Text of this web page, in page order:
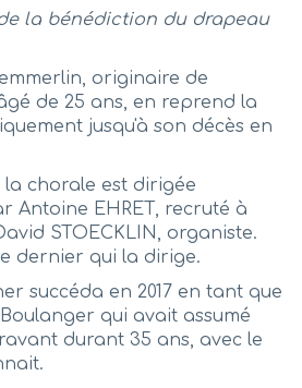
la bénédiction du drapeau
originaire de
de 25 ans, en reprend la
jusqu'à son décès en
la chorale est dirigée
Antoine EHRET, recruté à
STOECKLIN, organiste.
dernier qui la dirige.
succéda en 2017 en tant que
qui avait assumé
durant 35 ans, avec le